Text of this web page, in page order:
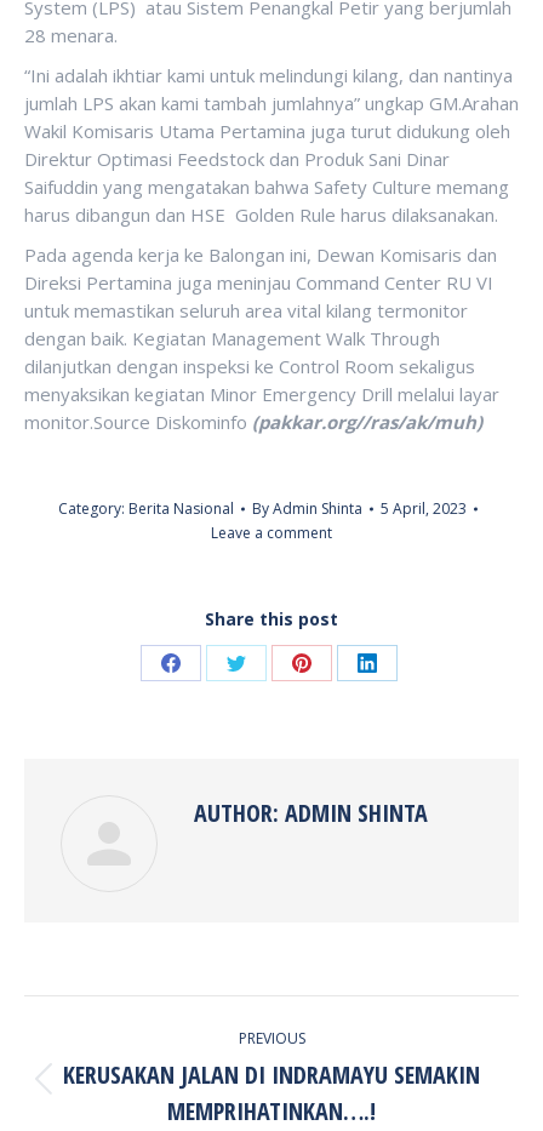
System (LPS) atau Sistem Penangkal Petir yang berjumlah
28 menara.
“Ini adalah ikhtiar kami untuk melindungi kilang, dan nantinya
jumlah LPS akan kami tambah jumlahnya” ungkap GM.Arahan
Wakil Komisaris Utama Pertamina juga turut didukung oleh
Direktur Optimasi Feedstock dan Produk Sani Dinar
Saifuddin yang mengatakan bahwa Safety Culture memang
harus dibangun dan HSE Golden Rule harus dilaksanakan.
Pada agenda kerja ke Balongan ini, Dewan Komisaris dan
Direksi Pertamina juga meninjau Command Center RU VI
untuk memastikan seluruh area vital kilang termonitor
dengan baik. Kegiatan Management Walk Through
dilanjutkan dengan inspeksi ke Control Room sekaligus
menyaksikan kegiatan Minor Emergency Drill melalui layar
monitor.Source Diskominfo (pakkar.org//ras/ak/muh)
Category: Berita Nasional ByAdmin Shinta
5 April, 2023
Leave a comment
Share this post
Share Share Share Share
AUTHOR: ADMIN SHINTA
PREVIOUS
Previous
post:
KERUSAKAN JALAN DI INDRAMAYU SEMAKIN
MEMPRIHATINKAN….!